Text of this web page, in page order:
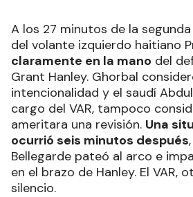
A los 27 minutos de la
del volante izquierdo haitiano
claramente en la mano del
Grant Hanley. Ghorbal
intencionalidad y el saudí
cargo del VAR, tampoco
ameritara una revisión. Una
ocurrió seis minutos después
Bellegarde pateó al arco e
en el brazo de Hanley. El VAR,
silencio.